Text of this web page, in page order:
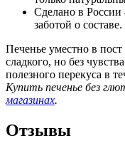
Сделано в
заботой о составе.
Печенье уместно в пост
сладкого, но без
полезного перекуса в
Купить печенье без
магазинах.
Отзывы